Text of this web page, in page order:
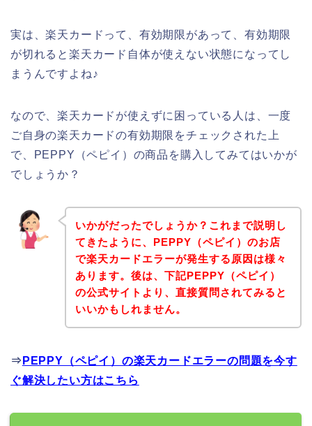
実は、楽天カードって、有効期限があって、有効期限
が切れると楽天カード自体が使えない状態になってし
まうんですよね♪
なので、楽天カードが使えずに困っている人は、一度
ご自身の楽天カードの有効期限をチェックされた上
で、PEPPY（ペピイ）の商品を購入してみてはいかが
でしょうか？
いかがだったでしょうか？これまで説明し
てきたように、PEPPY（ペピイ）のお店
で楽天カードエラーが発生する原因は様々
あります。後は、下記PEPPY（ペピイ）
の公式サイトより、直接質問されてみると
いいかもしれません。
⇒ PEPPY（ペピイ）の楽天カードエラーの問題を今す
ぐ解決したい方はこちら